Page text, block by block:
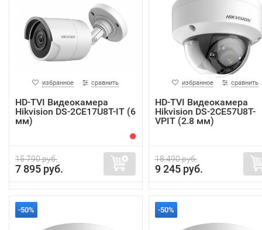
избранное сравнить
HD-TVI Видеокамера
Hikvision DS-2CE17U8T-IT (6
мм)
15 790 руб.
7 895 руб.
избранное сравнить
HD-TVI Видеокамера
Hikvision DS-2CE57U8T-
VPIT (2.8 мм)
18 490 руб.
9 245 руб.
-50% -50%